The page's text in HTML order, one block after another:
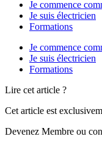
Je commence
Je suis électricien
Formations
Je commence
Je suis électricien
Formations
Lire cet article ?
Cet article est
Devenez Membre ou